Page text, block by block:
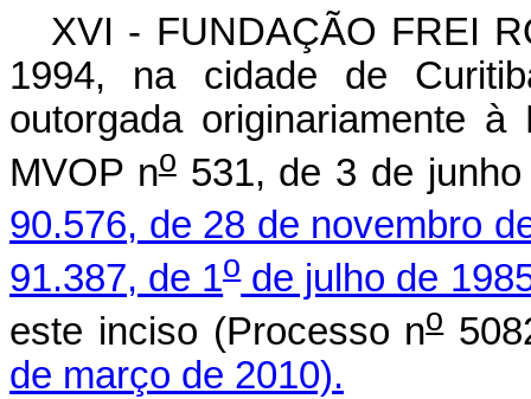
XVI - FUNDAÇÃO FREI
1994, na cidade de
outorgada originariamente
MVOP no531, de 3 de
90.576, de 28 de novembro
91.387, de 1ode julho de
este inciso (Processo no
de março de 2010).